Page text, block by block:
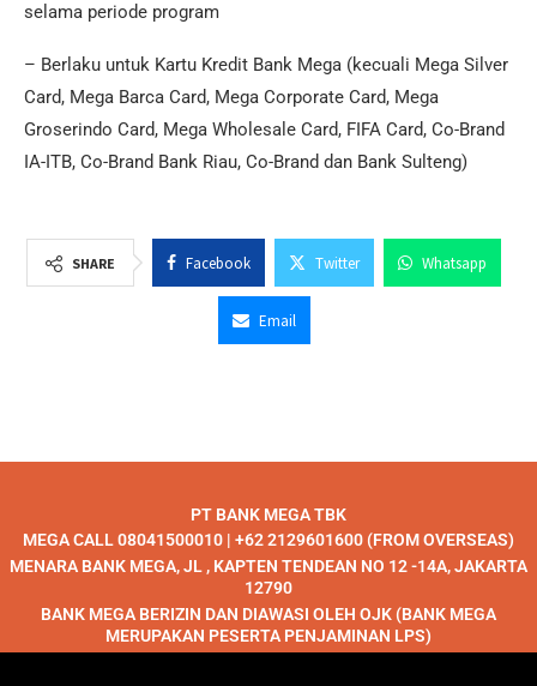
selama periode program
– Berlaku untuk Kartu Kredit Bank Mega (kecuali Mega Silver
Card, Mega Barca Card, Mega Corporate Card, Mega
Groserindo Card, Mega Wholesale Card, FIFA Card, Co-Brand
IA-ITB, Co-Brand Bank Riau, Co-Brand dan Bank Sulteng)
SHARE Facebook Twitter Whatsapp
Email
PT BANK MEGA TBK
MEGA CALL 08041500010 | +62 2129601600 (FROM OVERSEAS)
MENARA BANK MEGA, JL , KAPTEN TENDEAN NO 12 -14A, JAKARTA
12790
BANK MEGA BERIZIN DAN DIAWASI OLEH OJK (BANK MEGA
MERUPAKAN PESERTA PENJAMINAN LPS)